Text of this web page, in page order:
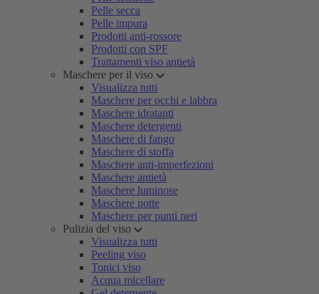
Pelle secca
Pelle impura
Prodotti anti-rossore
Prodotti con SPF
Trattamenti viso antietà
Maschere per il viso
Visualizza tutti
Maschere per occhi e labbra
Maschere idratanti
Maschere detergenti
Maschere di fango
Maschere di stoffa
Maschere anti-imperfezioni
Maschere antietà
Maschere luminose
Maschere notte
Maschere per punti neri
Pulizia del viso
Visualizza tutti
Peeling viso
Tonici viso
Acqua micellare